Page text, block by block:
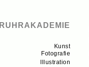
RUHRAKADEMIE
Kunst
Fotografie
Illustration